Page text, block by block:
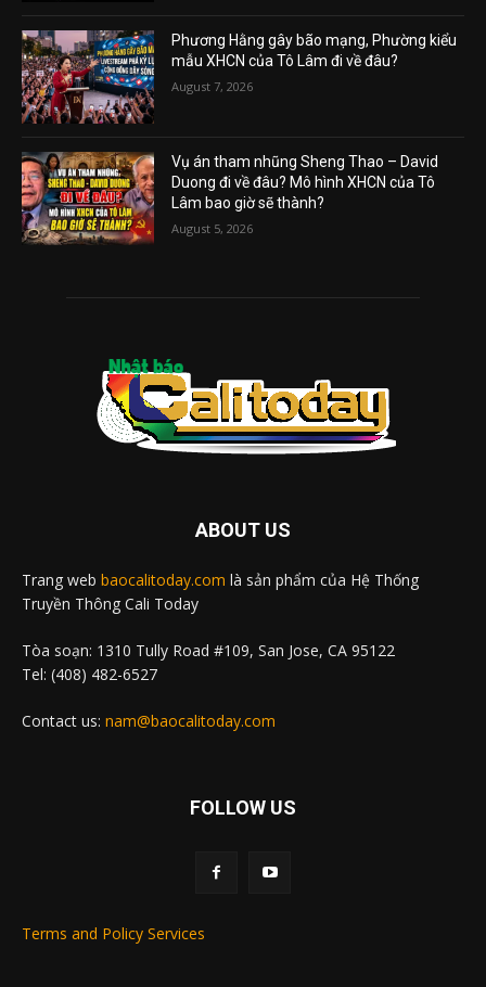
Phương Hằng gây bão mạng, Phường kiểu
mẫu XHCN của Tô Lâm đi về đâu?
August 7, 2026
Vụ án tham nhũng Sheng Thao – David
Duong đi về đâu? Mô hình XHCN của Tô
Lâm bao giờ sẽ thành?
August 5, 2026
ABOUT US
Trang web baocalitoday.com là sản phẩm của Hệ Thống
Truyền Thông Cali Today
Tòa soạn: 1310 Tully Road #109, San Jose, CA 95122
Tel: (408) 482-6527
Contact us: nam@baocalitoday.com
FOLLOW US
Terms and Policy Services